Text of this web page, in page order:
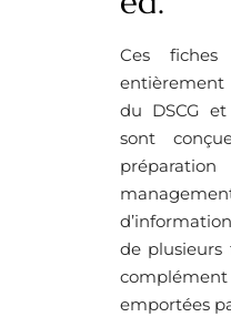
Ces fiches
du DSCG
sont
de plusieurs
emportées